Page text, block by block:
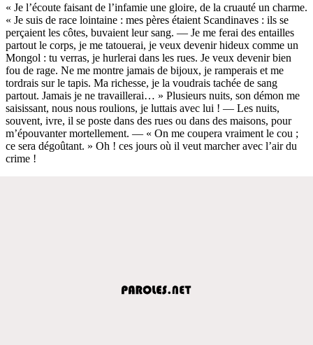
« Je l’écoute faisant de l’infamie une gloire, de la cruauté un charme.
« Je suis de race lointaine : mes pères étaient Scandinaves : ils se
perçaient les côtes, buvaient leur sang. — Je me ferai des entailles
partout le corps, je me tatouerai, je veux devenir hideux comme un
Mongol : tu verras, je hurlerai dans les rues. Je veux devenir bien
fou de rage. Ne me montre jamais de bijoux, je ramperais et me
tordrais sur le tapis. Ma richesse, je la voudrais tachée de sang
partout. Jamais je ne travaillerai… » Plusieurs nuits, son démon me
saisissant, nous nous roulions, je luttais avec lui ! — Les nuits,
souvent, ivre, il se poste dans des rues ou dans des maisons, pour
m’épouvanter mortellement. — « On me coupera vraiment le cou ;
ce sera dégoûtant. » Oh ! ces jours où il veut marcher avec l’air du
crime !